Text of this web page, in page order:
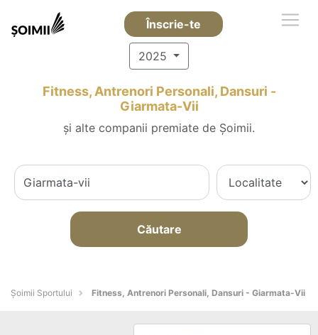
Înscrie-te
2025
Fitness, Antrenori Personali, Dansuri -
Giarmata-Vii
și alte companii premiate de Șoimii.
Căutare
Șoimii Sportului Fitness, Antrenori Personali, Dansuri - Giarmata-Vii